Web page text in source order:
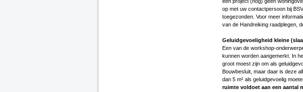
op met uw contactpersoon bij
toegezonden. Voor meer
van de Handreiking raadplegen,
Geluidgevoeligheid kleine
Een van de workshop-
kunnen worden aangemerkt. In
groot moest zijn om als
Bouwbesluit, maar daar is deze
dan 5 m² als geluidgevoelig
ruimte voldoet aan een aantal